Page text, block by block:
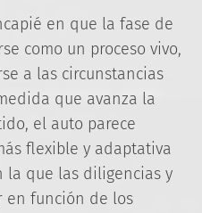
en que la fase de
como un proceso vivo,
a las circunstancias
que avanza la
el auto parece
flexible y adaptativa
la que las diligencias y
en función de los